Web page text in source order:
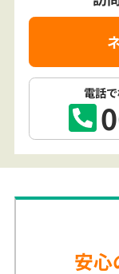
電話
各種お手続
なことがご
ださい。